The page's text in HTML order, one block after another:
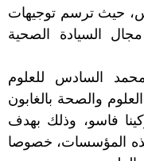
حيث ترسم توجيهات
السيادة الصحية
السادس للعلوم
والصحة بالغابون
فاسو، وذلك بهدف
هذه المؤسسات، خصوصا